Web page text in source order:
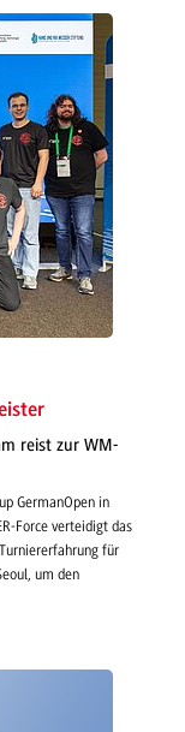
reist zur WM-
GermanOpen in
Force verteidigt das
für
um den